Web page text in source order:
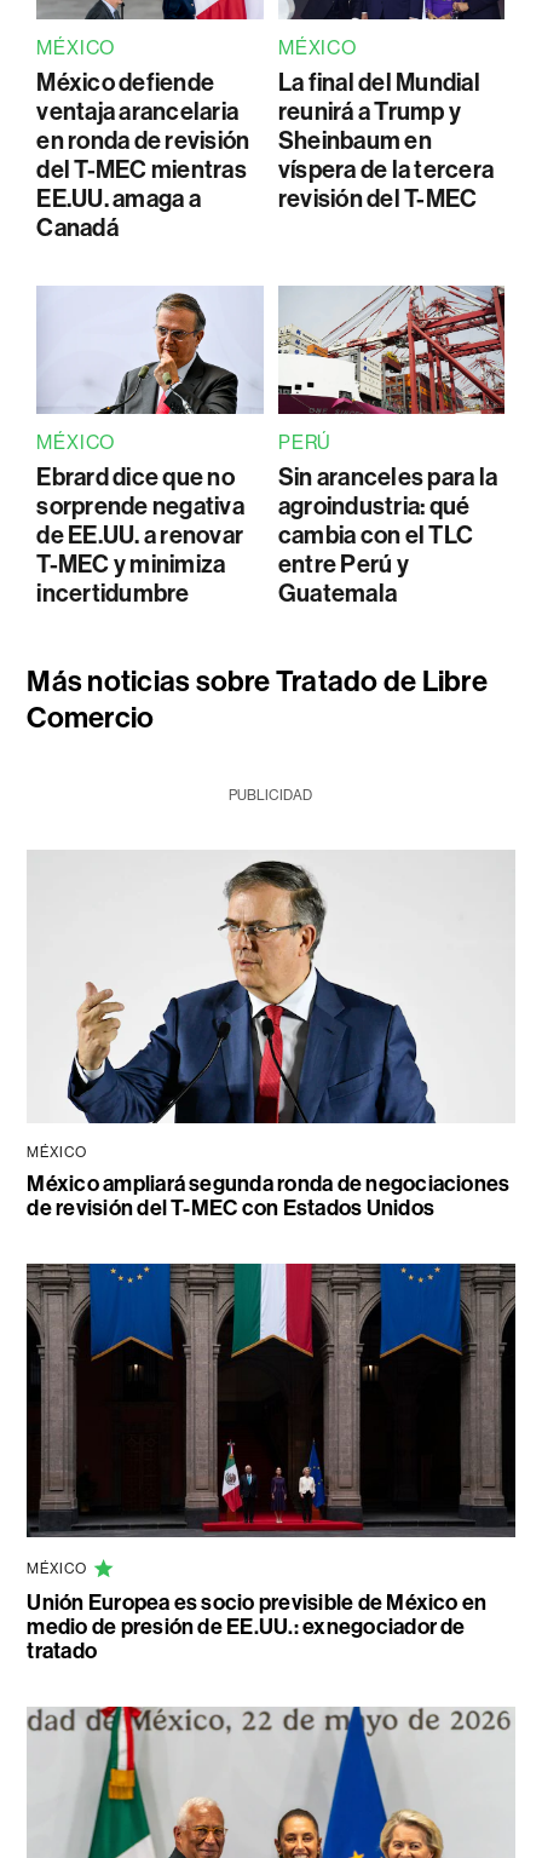
MÉXICO
México defiende
ventaja arancelaria
en ronda de revisión
del T-MEC mientras
EE.UU. amaga a
Canadá
MÉXICO
La final del Mundial
reunirá a Trump y
Sheinbaum en
víspera de la tercera
revisión del T-MEC
MÉXICO
Ebrard dice que no
sorprende negativa
de EE.UU. a renovar
T-MEC y minimiza
incertidumbre
PERÚ
Sin aranceles para la
agroindustria: qué
cambia con el TLC
entre Perú y
Guatemala
Más noticias sobre Tratado de Libre
Comercio
PUBLICIDAD
MÉXICO
México ampliará segunda ronda de negociaciones
de revisión del T-MEC con Estados Unidos
MÉXICO
Unión Europea es socio previsible de México en
medio de presión de EE.UU.: exnegociador de
tratado